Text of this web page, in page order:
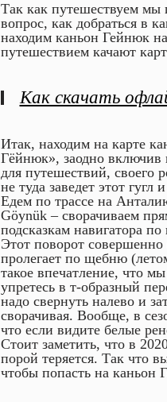
Так как путешествуем мы
вопрос, как добраться в
находим каньон Гейнюк
путешествием качают
Как скачать
Итак, находим на карте
Гёйнюк», заодно включив
для путешествий, своего
не туда заведет этот гугл
Едем по трассе на
Göynük – сворачиваем
подсказкам навигатора
Этот поворот
пролегает по щебню
такое впечатление, что
упретесь в т-образный
надо свернуть налево и
сворачивая. Вообще, в
что если видите белые
Стоит заметить, что в
порой теряется. Так что
чтобы попасть на каньон